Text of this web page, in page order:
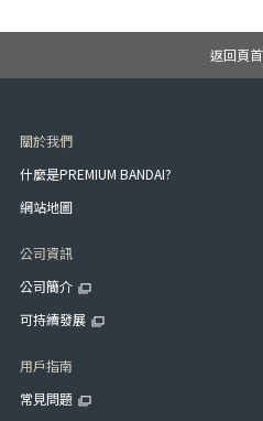
返回頁首
關於我們
什麼是PREMIUM BANDAI?
網站地圖
公司資訊
公司簡介
可持續發展
用戶指南
常見問題